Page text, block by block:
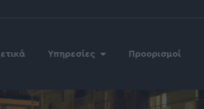
Υπηρεσίες Προορισμοί